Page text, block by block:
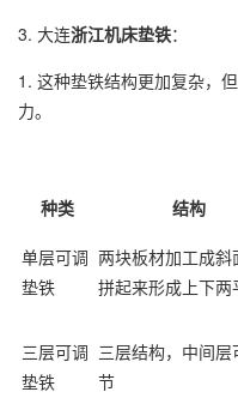
3. 大连浙江机床垫铁：
1. 这种垫铁结构更加复杂，
力。
种类 结构
单层可调
垫铁
两块板材加工成斜
拼起来形成上下两
三层可调
垫铁
三层结构，中间层
节